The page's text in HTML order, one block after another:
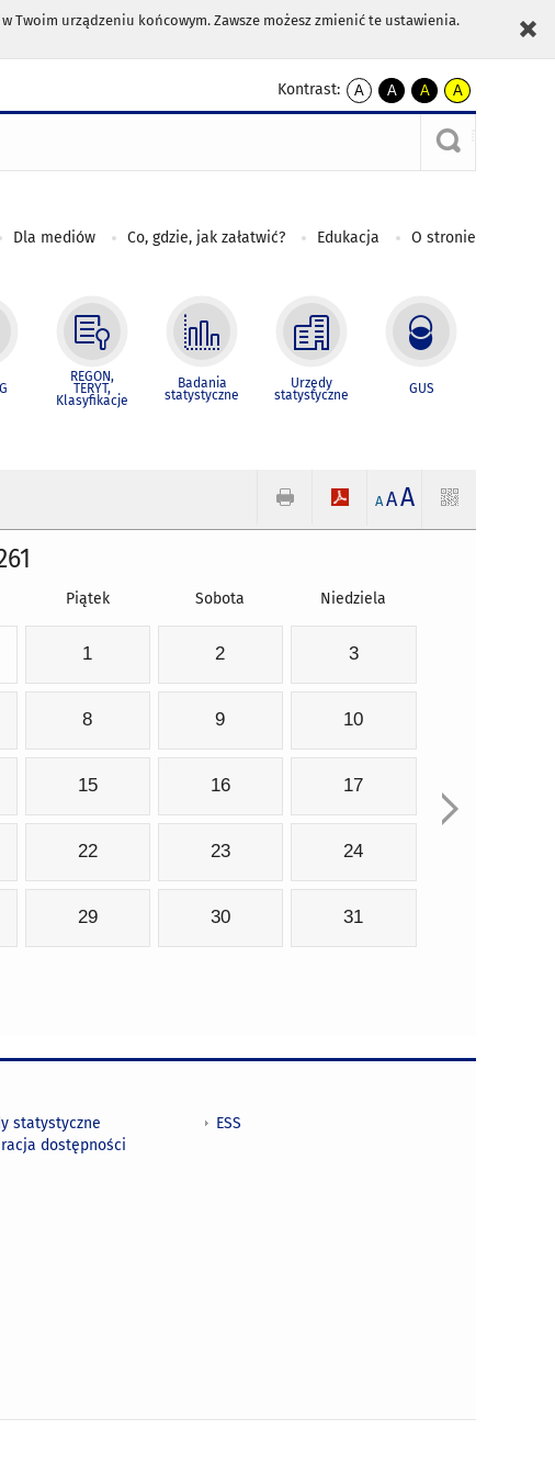
Twoim urządzeniu końcowym. Zawsze możesz zmienić te ustawienia.
Kontrast:
A
kontrast
A
kontrast
czarnym
A
kontrast
żółty
tekst
czarnym
A
kontrast
czarny
tekst
żółtym
Dla mediów Co, gdzie, jak załatwić? Edukacja O stronie
REGON,
TERYT,
Klasyfikacje
Badania
statystyczne
Urzędy
statystyczne GUS
A AA
Piątek Sobota Niedziela
1 2 3
8 9 10
15 16 17
22 23 24
29 30 31
statystyczne
dostępności
ESS